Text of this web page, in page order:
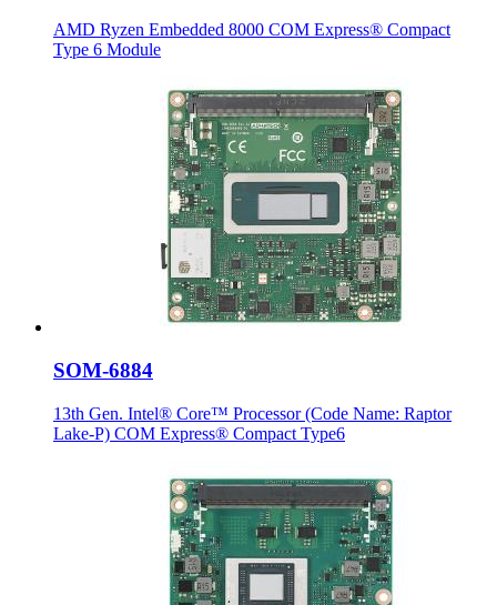
AMD Ryzen Embedded 8000 COM Express® Compact
Type 6 Module
SOM-6884
13th Gen. Intel® Core™ Processor (Code Name: Raptor
Lake-P) COM Express® Compact Type6